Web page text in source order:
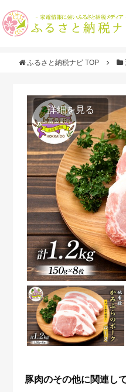
ふるさと納税ナビ TOP
詳細を見る
豚肉のその他に関連し